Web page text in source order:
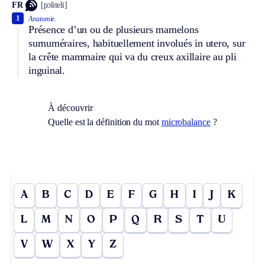
FR [pɔliteli]
Anatomie.
Présence d’un ou de plusieurs mamelons
surnuméraires, habituellement involués in utero, sur
la crête mammaire qui va du creux axillaire au pli
inguinal.
1
À découvrir
Quelle est la définition du mot microbalance?
A B C D E F G H I J K
L M N O P Q R S T U
V W X Y Z